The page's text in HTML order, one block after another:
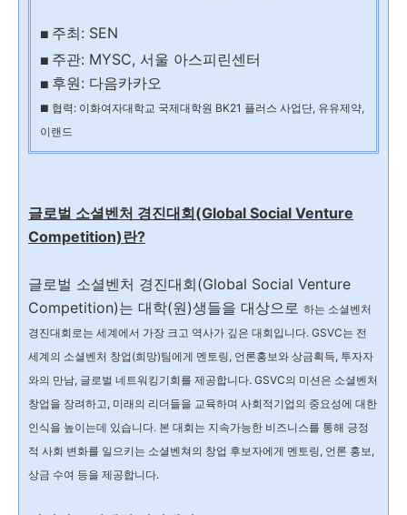
■ 주최: SEN
■ 주관: MYSC, 서울 아스피린센터
■ 후원: 다음카카오
■ 협력: 이화여자대학교 국제대학원 BK21 플러스 사업단, 유유제약,
이랜드
글로벌 소셜벤처 경진대회(Global Social Venture
Competition)란?
글로벌 소셜벤처 경진대회(Global Social Venture
Competition)는 대학(원)생들을 대상으로 하는 소셜벤처
경진대회로는 세계에서 가장 크고 역사가 깊은 대회입니다. GSVC는 전
세계의 소셜벤처 창업(희망)팀에게 멘토링, 언론홍보와 상금획득, 투자자
와의 만남, 글로벌 네트워킹기회를 제공합니다. GSVC의 미션은 소셜벤처
창업을 장려하고, 미래의 리더들을 교육하며 사회적기업의 중요성에 대한
인식을 높이는데 있습니다. 본 대회는 지속가능한 비즈니스를 통해 긍정
적 사회 변화를 일으키는 소셜벤쳐의 창업 후보자에게 멘토링, 언론 홍보,
상금 수여 등을 제공합니다.